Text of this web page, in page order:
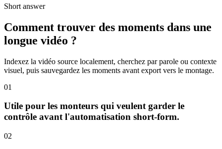
Short answer
Comment trouver des moments dans une
longue vidéo ?
Indexez la vidéo source localement, cherchez par parole ou contexte
visuel, puis sauvegardez les moments avant export vers le montage.
01
Utile pour les monteurs qui veulent garder le
contrôle avant l'automatisation short-form.
02